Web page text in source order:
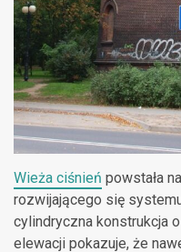
Wieża ciśnień powstała
rozwijającego się
cylindryczna konstrukcja
elewacji pokazuje, że